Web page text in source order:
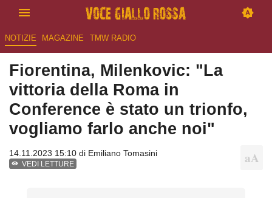
NOTIZIE MAGAZINE TMW RADIO
Fiorentina, Milenkovic: "La
vittoria della Roma in
Conference è stato un trionfo,
vogliamo farlo anche noi"
14.11.2023 15:10 di Emiliano Tomasini
VEDI LETTURE